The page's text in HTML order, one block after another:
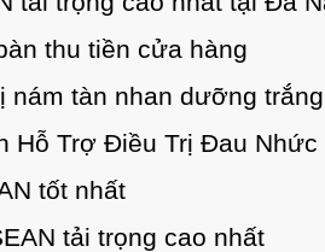
thu tiền cửa hàng
nám tàn nhan dưỡng
Hỗ Trợ Điều Trị Đau
tốt nhất
tải trọng cao nhất